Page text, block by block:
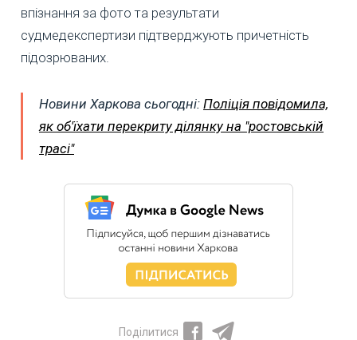
впізнання за фото та результати
судмедекспертизи підтверджують причетність
підозрюваних.
Новини Харкова сьогодні: Поліція повідомила,
як об'їхати перекриту ділянку на "ростовській
трасі"
Поділитися